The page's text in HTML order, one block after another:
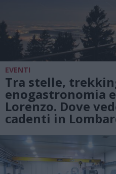
EVENTI
Tra stelle,
enogastronomia
Lorenzo. Dove
cadenti in